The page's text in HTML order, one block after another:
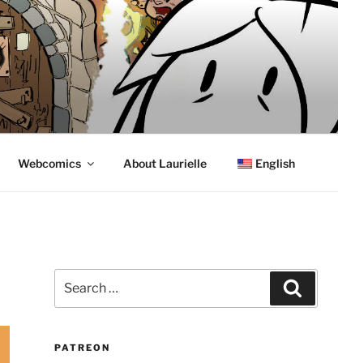
Webcomics About Laurielle English
for:
PATREON